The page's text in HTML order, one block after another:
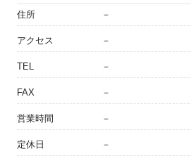
住所 －
アクセス －
TEL －
FAX －
営業時間 －
定休日 －